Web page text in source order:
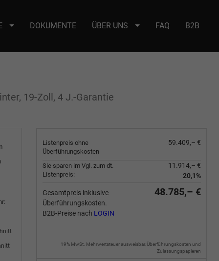
DOKUMENTE ÜBER UNS FAQ B2B
19-Zoll, 4 J.-Garantie
Listenpreis ohne
Überführungskosten
59.409,– €
Sie sparen im Vgl. zum dt.
Listenpreis:
11.914,– €
20,1%
Gesamtpreis inklusive
Überführungskosten.
B2B-Preise nach LOGIN
48.785,– €
19% MwSt. Mehrwertsteuer ausweisbar, Überführungskosten und
Zulassungspapieren